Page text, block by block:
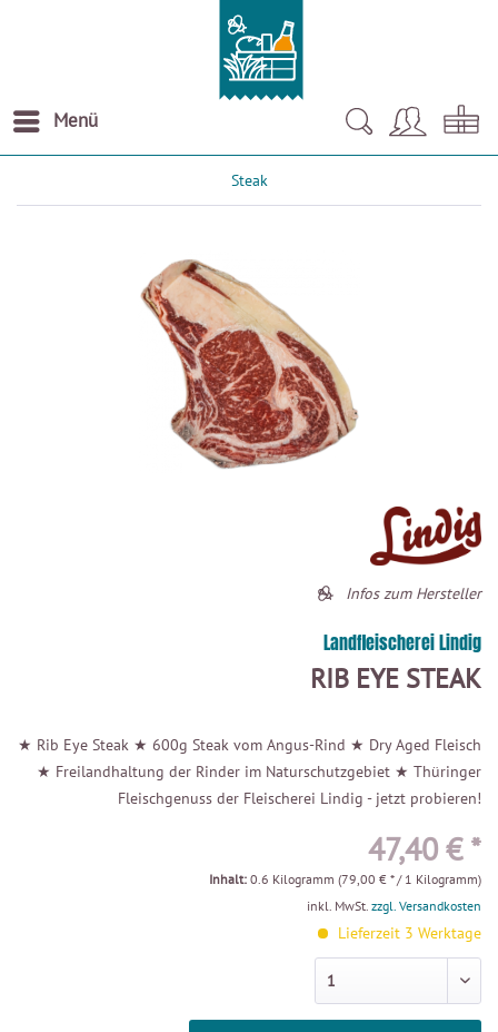
Menü
Steak
Infos zum Hersteller
Landfleischerei Lindig
RIB EYE STEAK
★ Rib Eye Steak ★ 600g Steak vom Angus-Rind ★ Dry Aged Fleisch
★ Freilandhaltung der Rinder im Naturschutzgebiet ★ Thüringer
Fleischgenuss der Fleischerei Lindig - jetzt probieren!
47,40 € *
Inhalt: 0.6 Kilogramm (79,00 € * / 1 Kilogramm)
inkl. MwSt. zzgl. Versandkosten
Lieferzeit 3 Werktage